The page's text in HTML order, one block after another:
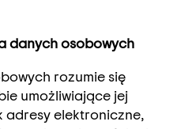
danych osobowych
rozumie się
umożliwiające jej
adresy elektroniczne,